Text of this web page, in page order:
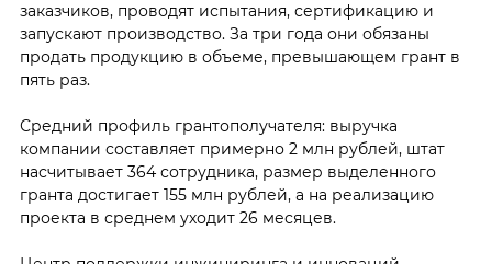
заказчиков, проводят испытания, сертификацию и
запускают производство. За три года они обязаны
продать продукцию в объеме, превышающем грант в
пять раз.
Средний профиль грантополучателя: выручка
компании составляет примерно 2 млн рублей, штат
насчитывает 364 сотрудника, размер выделенного
гранта достигает 155 млн рублей, а на реализацию
проекта в среднем уходит 26 месяцев.